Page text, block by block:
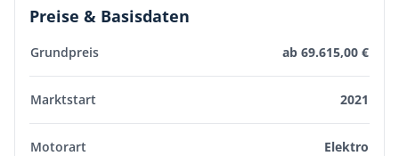
Preise & Basisdaten
Grundpreis ab 69.615,00 €
Marktstart 2021
Motorart Elektro